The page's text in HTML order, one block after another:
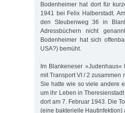
Bodenheimer hat dort für
1941 bei Felix Halberstadt.
den Steubenweg 36 in
Adressbüchern nicht
Bodenheimer hat sich
USA?) bemüht.
Im Blankeneser
mit Transport VI / 2
Sie hatte wie so viele andere
um ihr Leben in
dort am 7. Februar 1943. Die
(eine bakterielle Hautinfektion)